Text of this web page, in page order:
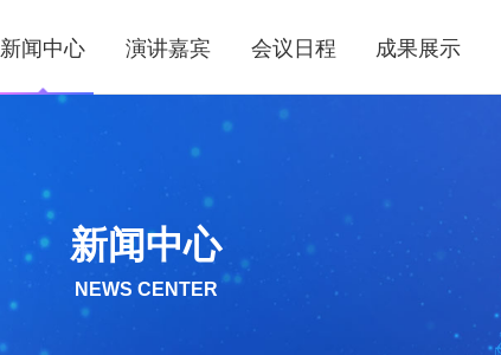
新闻中心 演讲嘉宾 会议日程 成果展示
新闻中心
NEWS CENTER